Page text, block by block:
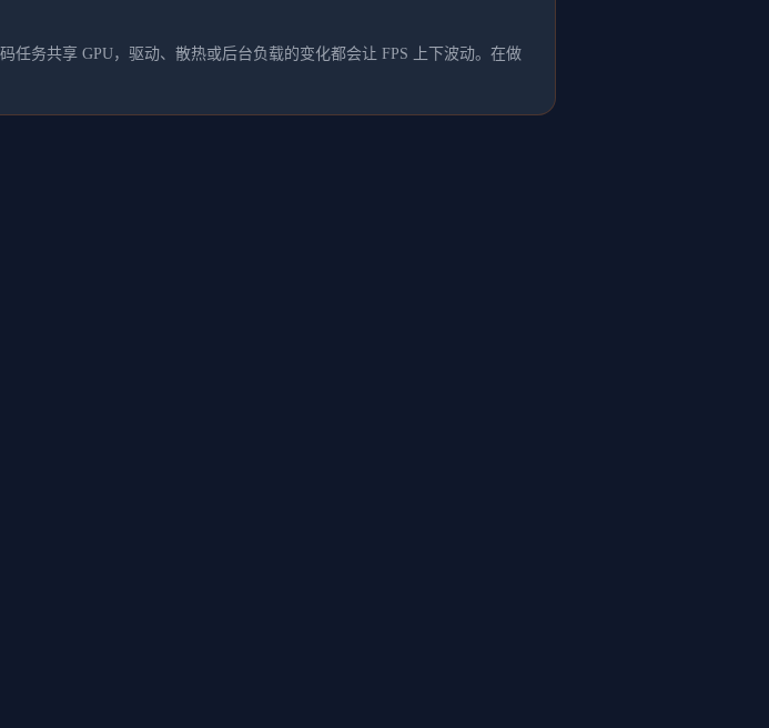
务共享 GPU，驱动、散热或后台负载的变化都会让 FPS 上下波动。在做